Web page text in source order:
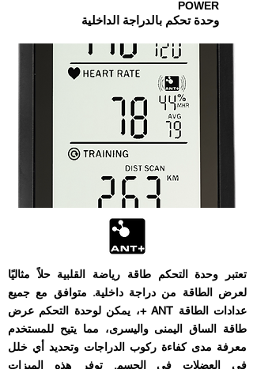
POWER
وحدة تحكم بالدراجة الداخلية
تعتبر وحدة التحكم طاقة رياضة القلبية حلاً مثاليًا
لعرض الطاقة من دراجة داخلية. متوافق مع جميع
عدادات الطاقة ANT +، يمكن لوحدة التحكم عرض
طاقة الساق اليمنى واليسرى، مما يتيح للمستخدم
معرفة مدى كفاءة ركوب الدراجات وتحديد أي خلل
في العضلات في الجسم. توفر هذه الميزات